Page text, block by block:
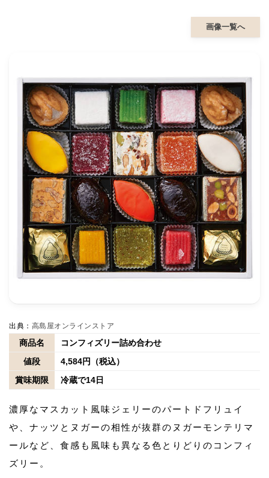
画像一覧へ
出典： 高島屋オンラインストア
商品名
コンフィズリー詰め合わせ
値段
4,584円（税込）
賞味期限
冷蔵で14日
濃厚なマスカット風味ジェリーのパートドフリュイ
や、ナッツとヌガーの相性が抜群のヌガーモンテリマ
ールなど、食感も風味も異なる色とりどりのコンフィ
ズリー。